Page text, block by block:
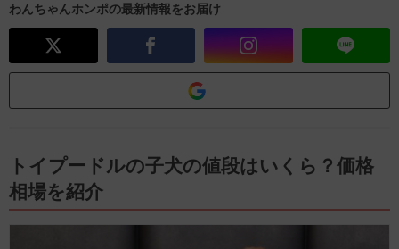
わんちゃんホンポの最新情報をお届け
トイプードルの子犬の値段はいくら？価格
相場を紹介